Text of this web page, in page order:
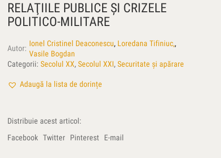
RELAŢIILE PUBLICE ŞI CRIZELE
POLITICO-MILITARE
Autor
Ionel Cristinel Deaconescu, Loredana Tifiniuc,,
Vasile Bogdan
Categorii: Secolul XX, Secolul XXI, Securitate și apărare
Adaugă la lista de dorințe
Distribuie acest articol:
Facebook Twitter Pinterest E-mail